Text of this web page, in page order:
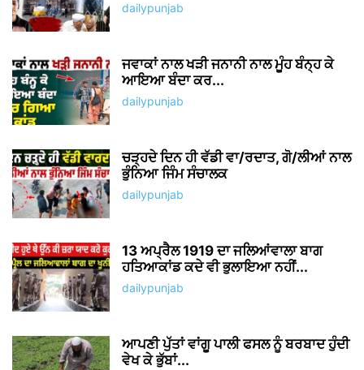
dailypunjab
ਜਵਾਕਾਂ ਨਾਲ ਖੜੀ ਜਨਾਨੀ ਨਾਲ ਮੂੰਹ ਬੰਨ੍ਹ ਕੇ
ਆਇਆ ਬੰਦਾ ਕਰ...
dailypunjab
ਚੜ੍ਹਦੇ ਦਿਨ ਹੀ ਵੱਡੀ ਵਾ/ਰਦਾਤ, ਗੋ/ਲੀਆਂ ਨਾਲ
ਭੁੰਨਿਆ ਜਿੰਮ ਸੰਚਾਲਕ
dailypunjab
13 ਅਪ੍ਰੈਲ 1919 ਦਾ ਜਲਿਆਂਵਾਲਾ ਬਾਗ
ਹਤਿਆਕਾਂਡ ਕਦੇ ਵੀ ਭੁਲਾਇਆ ਨਹੀਂ...
dailypunjab
ਆਪਣੀ ਪੁੱਤਾਂ ਵਾਂਗੂ ਪਾਲੀ ਫਸਲ ਨੂੰ ਬਰਬਾਦ ਹੁੰਦੀ
ਵੇਖ ਕੇ ਭੁੱਬਾਂ...